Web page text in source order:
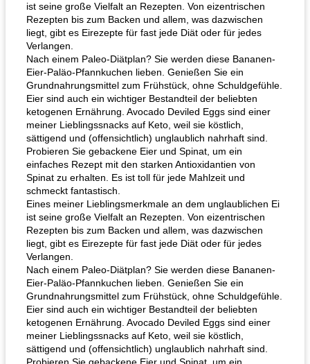
ist seine große Vielfalt an Rezepten. Von eizentrischen
Rezepten bis zum Backen und allem, was dazwischen
liegt, gibt es Eirezepte für fast jede Diät oder für jedes
Verlangen.
Nach einem Paleo-Diätplan? Sie werden diese Bananen-
Eier-Paläo-Pfannkuchen lieben. Genießen Sie ein
Grundnahrungsmittel zum Frühstück, ohne Schuldgefühle.
Eier sind auch ein wichtiger Bestandteil der beliebten
ketogenen Ernährung. Avocado Deviled Eggs sind einer
meiner Lieblingssnacks auf Keto, weil sie köstlich,
sättigend und (offensichtlich) unglaublich nahrhaft sind.
Probieren Sie gebackene Eier und Spinat, um ein
einfaches Rezept mit den starken Antioxidantien von
Spinat zu erhalten. Es ist toll für jede Mahlzeit und
schmeckt fantastisch.
Eines meiner Lieblingsmerkmale an dem unglaublichen Ei
ist seine große Vielfalt an Rezepten. Von eizentrischen
Rezepten bis zum Backen und allem, was dazwischen
liegt, gibt es Eirezepte für fast jede Diät oder für jedes
Verlangen.
Nach einem Paleo-Diätplan? Sie werden diese Bananen-
Eier-Paläo-Pfannkuchen lieben. Genießen Sie ein
Grundnahrungsmittel zum Frühstück, ohne Schuldgefühle.
Eier sind auch ein wichtiger Bestandteil der beliebten
ketogenen Ernährung. Avocado Deviled Eggs sind einer
meiner Lieblingssnacks auf Keto, weil sie köstlich,
sättigend und (offensichtlich) unglaublich nahrhaft sind.